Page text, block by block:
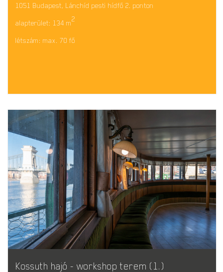
1051 Budapest, Lánchíd pesti hídfő 2. ponton
alapterület: 134 m2
létszám: max. 70 fő
Kossuth hajó - workshop terem (1.)